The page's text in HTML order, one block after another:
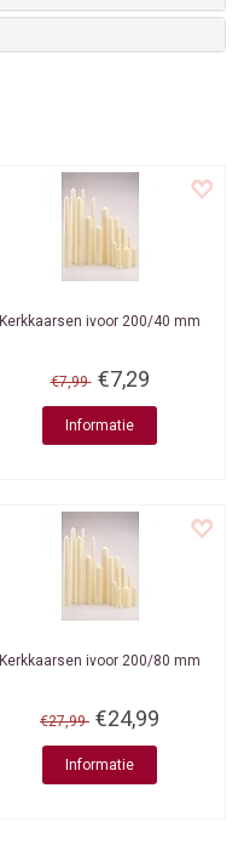
Kerkkaarsen ivoor 200/40 mm
€7,99 €7,29
Informatie
Kerkkaarsen ivoor 200/80 mm
€27,99 €24,99
Informatie